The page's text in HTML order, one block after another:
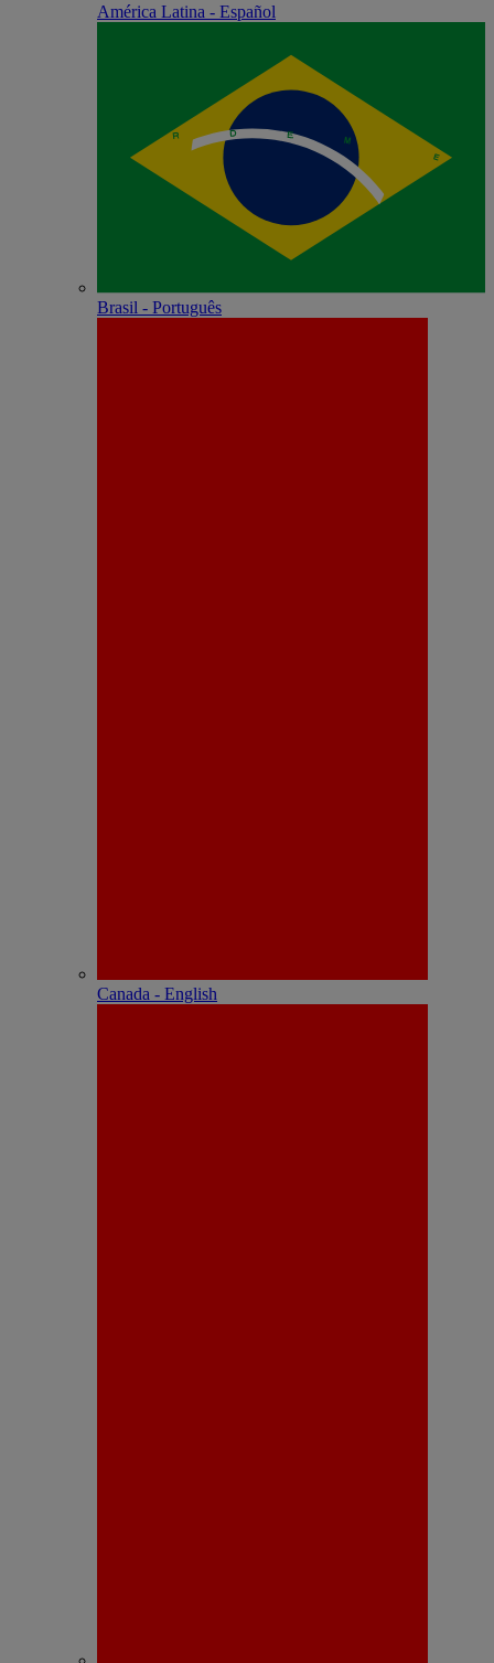
América Latina - Español
Brasil - Português
Canada - English